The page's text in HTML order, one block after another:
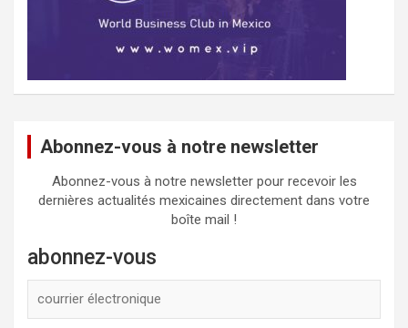
Abonnez-vous à notre newsletter
Abonnez-vous à notre newsletter pour recevoir les
dernières actualités mexicaines directement dans votre
boîte mail !
abonnez-vous